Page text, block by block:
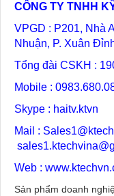
CÔNG TY TNHH
VPGD : P201, Nhà
Nhuận, P. Xuân
Tổng đài CSKH :
Mobile :
Skype : haitv.ktvn
Mail :
Web :
Sản phẩm doanh